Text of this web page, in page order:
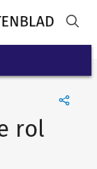
rol